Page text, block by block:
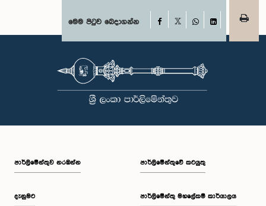
මෙම පිටුව බෙදාගන්න Facebook
WhatsAppLinkedIn
පාර්ලි‌මේන්තුව නරඹන්න
දැනුමට
පාර්ලිමේන්තුවේ කටයුතු
පාර්ලිමේන්තු මහලේකම් කාර්යාලය